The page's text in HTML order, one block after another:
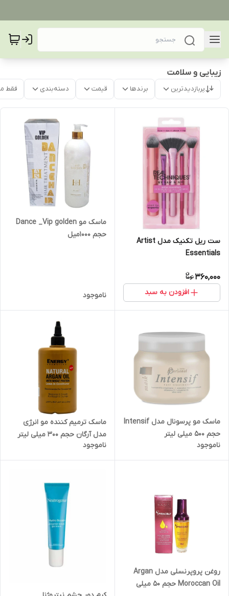
زیبایی و سلامت
پربازدیدترین برندها قیمت دسته‌بندی فقط
ست ریل تکنیک مدل Artist
Essentials
360,000
افزودن به سبد
ماسک مو Dance _Vip golden
حجم 1000میل
ناموجود
ماسک مو پرسونال مدل Intensif
حجم 500 میلی لیتر
ناموجود
ماسک ترمیم کننده مو انرژی
مدل آرگان حجم 300 میلی لیتر
ناموجود
روغن پروپرنسلی مدل Argan
Moroccan Oil حجم 50 میلی